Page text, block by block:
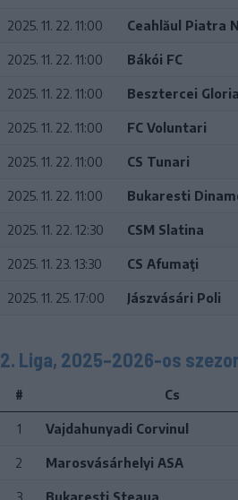
2025. 11. 22. 11:00 Ceahlăul Piatra
2025. 11. 22. 11:00 Bákói FC
2025. 11. 22. 11:00 Besztercei Gloria
2025. 11. 22. 11:00 FC Voluntari
2025. 11. 22. 11:00 CS Tunari
2025. 11. 22. 11:00 Bukaresti
2025. 11. 22. 12:30 CSM Slatina
2025. 11. 23. 13:30 CS Afumaţi
2025. 11. 25. 17:00 Jászvásári Poli
2. Liga, 2025–2026-os
# Cs
1 Vajdahunyadi Corvinul
2 Marosvásárhelyi ASA
3 Bukaresti Steaua